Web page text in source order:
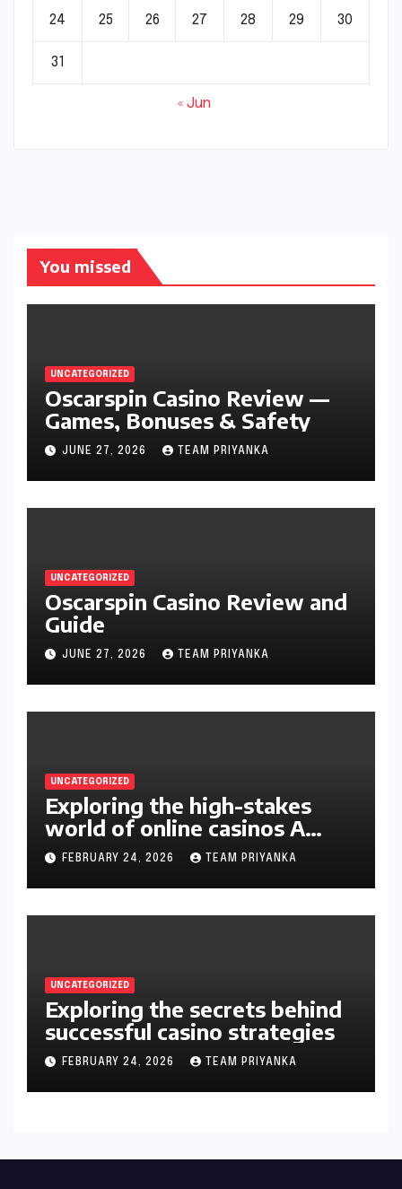
24 25 26 27 28 29 30
31
« Jun
You missed
UNCATEGORIZED
Oscarspin Casino Review —
Games, Bonuses & Safety
JUNE 27, 2026 TEAM PRIYANKA
UNCATEGORIZED
Oscarspin Casino Review and
Guide
JUNE 27, 2026 TEAM PRIYANKA
UNCATEGORIZED
Exploring the high-stakes
world of online casinos A
gambler’s guide
FEBRUARY 24, 2026 TEAM PRIYANKA
UNCATEGORIZED
Exploring the secrets behind
successful casino strategies
FEBRUARY 24, 2026 TEAM PRIYANKA